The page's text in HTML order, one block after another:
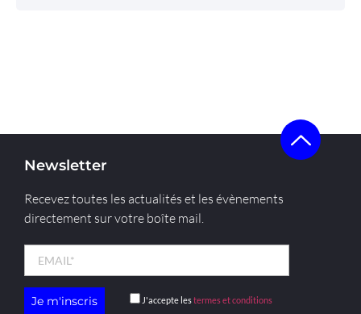
Newsletter
Recevez toutes les actualités et les évènements
directement sur votre boîte mail.
J'accepte lestermes et conditions